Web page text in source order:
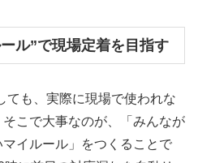
ル”で現場定着を目指す
ても、実際に現場で使われな
こで大事なのが、「みんなが
イルール」をつくることで